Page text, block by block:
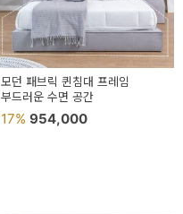
모던 패브릭 퀸침대 프레임
부드러운 수면 공간
17% 954,000